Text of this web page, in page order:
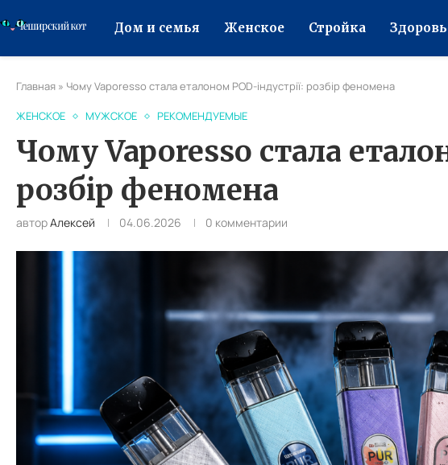
Дом и семья Женское Стройка
Главная » Чому Vaporesso стала еталоном POD-індустрії: розбір феномена
ЖЕНСКОЕ МУЖСКОЕ РЕКОМЕНДУЕМЫЕ
Чому Vaporesso стала
розбір феномена
авторАлексей 04.06.2026 0 комментарии